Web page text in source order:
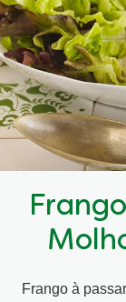
Frango à